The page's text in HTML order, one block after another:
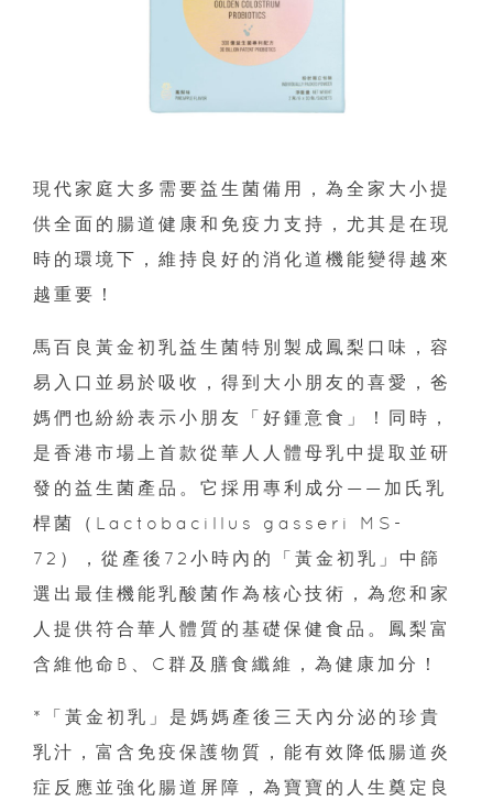
現代家庭大多需要益生菌備用，為全家大小提
供全面的腸道健康和免疫力支持，尤其是在現
時的環境下，維持良好的消化道機能變得越來
越重要！
馬百良黃金初乳益生菌特別製成鳳梨口味，容
易入口並易於吸收，得到大小朋友的喜愛，爸
媽們也紛紛表示小朋友「好鍾意食」！同時，
是香港市場上首款從華人人體母乳中提取並研
發的益生菌產品。它採用專利成分——加氏乳
桿菌（Lactobacillus gasseri MS-
72），從產後72小時內的「黃金初乳」中篩
選出最佳機能乳酸菌作為核心技術，為您和家
人提供符合華人體質的基礎保健食品。鳳梨富
含維他命B、C群及膳食纖維，為健康加分！
*「黃金初乳」是媽媽產後三天內分泌的珍貴
乳汁，富含免疫保護物質，能有效降低腸道炎
症反應並強化腸道屏障，為寶寶的人生奠定良